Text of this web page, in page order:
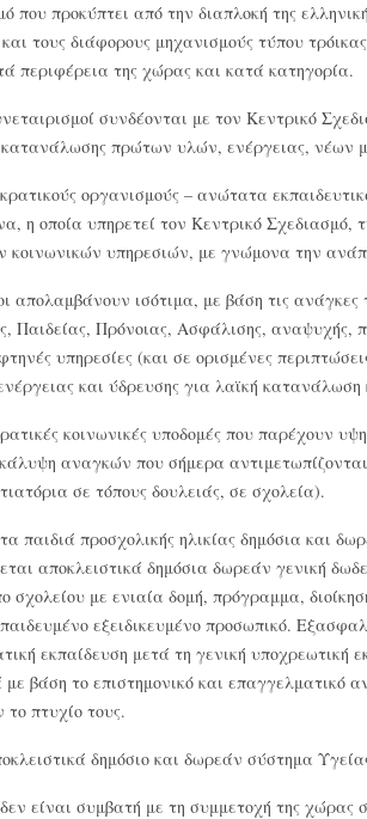
που προκύπτει από την διαπλοκή της
τους διάφορους μηχανισμούς τύπου
περιφέρεια της χώρας και κατά κατηγορία.
συνδέονται με τον Κεντρικό
πρώτων υλών, ενέργειας, νέων
οργανισμούς – ανώτατα
η οποία υπηρετεί τον Κεντρικό Σχεδιασμό,
υπηρεσιών, με γνώμονα την
απολαμβάνουν ισότιμα, με βάση τις ανάγκες
Παιδείας, Πρόνοιας, Ασφάλισης, αναψυχής,
υπηρεσίες (και σε ορισμένες
και ύδρευσης για λαϊκή κατανάλωση
κοινωνικές υποδομές που παρέχουν
αναγκών που σήμερα
σε τόπους δουλειάς, σε σχολεία).
παιδιά προσχολικής ηλικίας δημόσια και
αποκλειστικά δημόσια δωρεάν γενική
με ενιαία δομή, πρόγραμμα,
εξειδικευμένο προσωπικό.
εκπαίδευση μετά τη γενική υποχρεωτική
βάση το επιστημονικό και επαγγελματικό
πτυχίο τους.
δημόσιο και δωρεάν σύστημα
είναι συμβατή με τη συμμετοχή της χώρας